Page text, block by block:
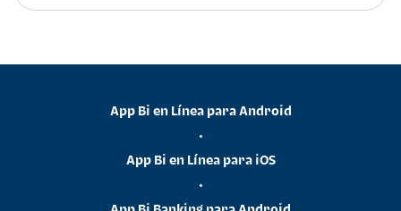
App Bi en Línea para Android
•
App Bi en Línea para iOS
•